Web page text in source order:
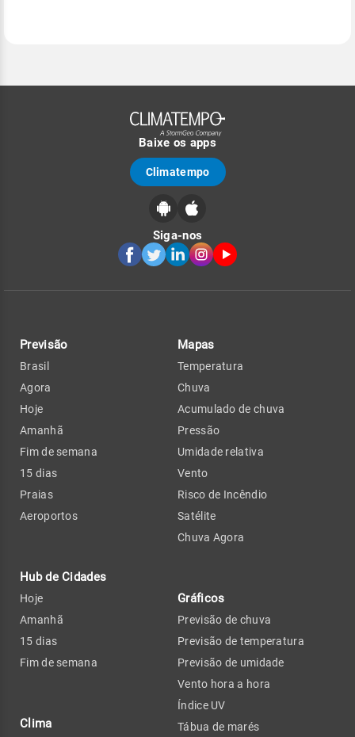
Baixe os apps
Climatempo
Siga-nos
Previsão
Brasil
Agora
Hoje
Amanhã
Fim de semana
15 dias
Praias
Aeroportos
Hub de Cidades
Hoje
Amanhã
15 dias
Fim de semana
Clima
Mapas
Temperatura
Chuva
Acumulado de chuva
Pressão
Umidade relativa
Vento
Risco de Incêndio
Satélite
Chuva Agora
Gráficos
Previsão de chuva
Previsão de temperatura
Previsão de umidade
Vento hora a hora
Índice UV
Tábua de marés